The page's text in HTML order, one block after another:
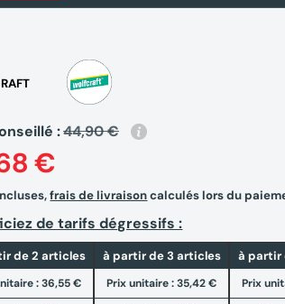
:44,90 €
€
frais de livraisoncalculés lors du
de tarifs dégressifs :
de 2 articles
:36,55 €
à partir de 3 articles
Prix unitaire :35,42 €
à partir
Prix